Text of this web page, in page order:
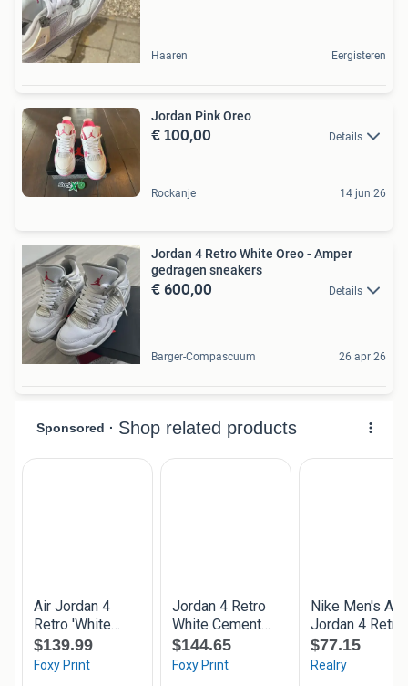
Haaren Eergisteren
Jordan Pink Oreo
€ 100,00 Details
Rockanje 14 jun 26
Jordan 4 Retro White Oreo - Amper
gedragen sneakers
€ 600,00 Details
Barger-Compascuum 26 apr 26